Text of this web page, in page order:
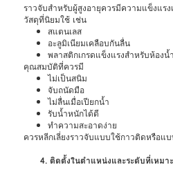
ราวจับสำหรับผู้สูงอายุควรมีความแข็งแร
วัสดุที่นิยมใช้ เช่น
สแตนเลส
อะลูมิเนียมเคลือบกันลื่น
พลาสติกเกรดแข็งแรงสำหรับห้องน้ำ
คุณสมบัติที่ควรมี
ไม่เป็นสนิม
จับถนัดมือ
ไม่ลื่นเมื่อเปียกน้ำ
รับน้ำหนักได้ดี
ทำความสะอาดง่าย
ควรหลีกเลี่ยงราวจับแบบใช้กาวติดหรือแ
4. ติดตั้งในตำแหน่งและระดับที่เหมา